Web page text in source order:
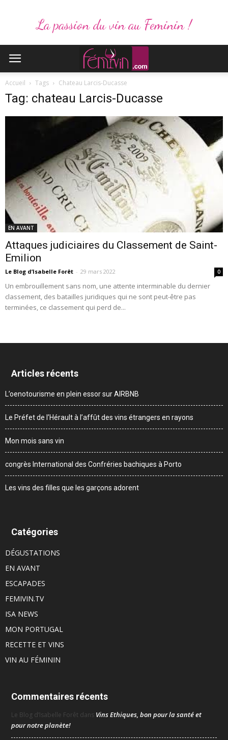
La passion du vin au Feminin !
Accueil Tags Chateau Larcis-Ducasse
Tag: chateau Larcis-Ducasse
EN AVANT
Attaques judiciaires du Classement de Saint-
Emilion
Le Blog d’Isabelle Forêt - 29 mars 2022 0
Un embrouillement sans nom, une attente interminable du dernier
classement, des batailles juridiques qui ne sont peut-être pas
terminées, ce classement qui perd de...
Articles récents
L’oenotourisme en plein essor sur AIRBNB
Le Préfet de l’Hérault à l’affût des vins étrangers en rayons
Mon mois sans vin
congrès International des Confréries bachiques à Porto
Les vins des filles que les garçons adorent
Catégories
DÉGUSTATIONS
EN AVANT
ESCAPADES
FEMIVIN.TV
ISA NEWS
MON PORTUGAL
RECETTE ET VINS
VIN AU FÉMININ
Commentaires récents
Le Blog d’Isabelle Forêt dans Vins Ethiques, bon pour la santé et
pour notre planète!